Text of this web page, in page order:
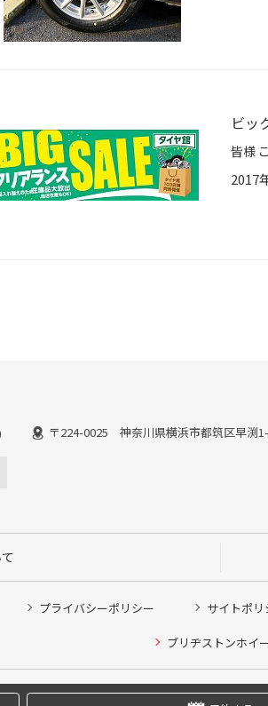
ビッ
2017
〒224-0025 神奈川県横浜市都筑区早渕
プライバシーポリシー サイトポリ
ブリヂストンホイ
Copyright © 2024 Bridgestone Retail
他ピット作業の予約
希望のクローク契約会員の方はこちらを選択く
の方はご利用いただけません